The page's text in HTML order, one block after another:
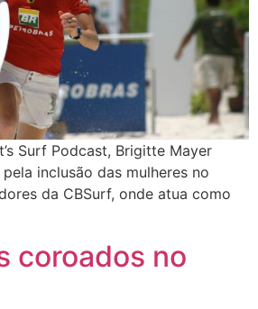
Surf Podcast, Brigitte Mayer
inclusão das mulheres no
da CBSurf, onde atua como
coroados no